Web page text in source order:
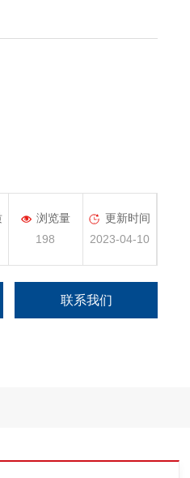
浏览量
198
更新时间
2023-04-10
联系我们